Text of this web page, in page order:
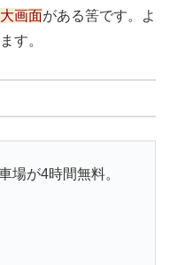
画面がある筈です。よ
す。
場が4時間無料。